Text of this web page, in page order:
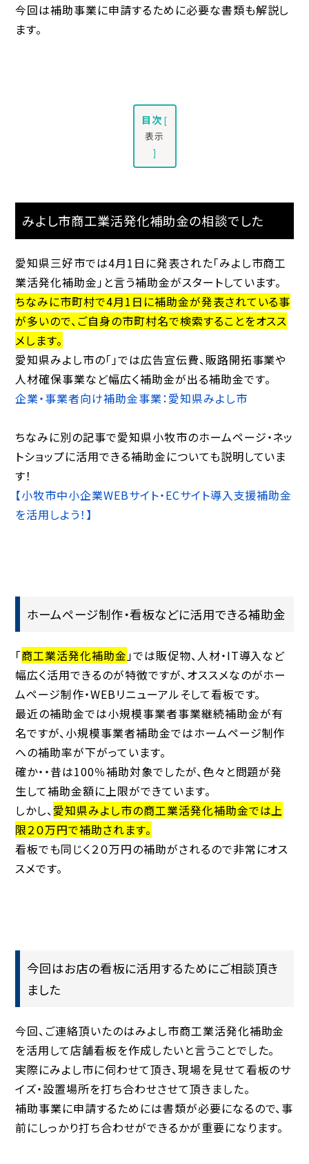
今回は補助事業に申請するために必要な書類も解説し
ます。
目次 [
表示
]
みよし市商工業活発化補助金の相談でした
愛知県三好市では4月1日に発表された「みよし市商工
業活発化補助金」と言う補助金がスタートしています。
ちなみに市町村で4月1日に補助金が発表されている事
が多いので、ご自身の市町村名で検索することをオスス
メします。
愛知県みよし市の「」では広告宣伝費、販路開拓事業や
人材確保事業など幅広く補助金が出る補助金です。
企業・事業者向け補助金事業：愛知県みよし市
ちなみに別の記事で愛知県小牧市のホームページ・ネッ
トショップに活用できる補助金についても説明していま
す！
【小牧市中小企業WEBサイト・ECサイト導入支援補助金
を活用しよう！】
ホームページ制作・看板などに活用できる補助金
「商工業活発化補助金」では販促物、人材・IT導入など
幅広く活用できるのが特徴ですが、オススメなのがホー
ムページ制作・WEBリニューアルそして看板です。
最近の補助金では小規模事業者事業継続補助金が有
名ですが、小規模事業者補助金ではホームページ制作
への補助率が下がっています。
確か・・昔は100％補助対象でしたが、色々と問題が発
生して補助金額に上限ができています。
しかし、愛知県みよし市の商工業活発化補助金では上
限２０万円で補助されます。
看板でも同じく２０万円の補助がされるので非常にオス
スメです。
今回はお店の看板に活用するためにご相談頂き
ました
今回、ご連絡頂いたのはみよし市商工業活発化補助金
を活用して店舗看板を作成したいと言うことでした。
実際にみよし市に伺わせて頂き、現場を見せて看板のサ
イズ・設置場所を打ち合わせさせて頂きました。
補助事業に申請するためには書類が必要になるので、事
前にしっかり打ち合わせができるかが重要になります。